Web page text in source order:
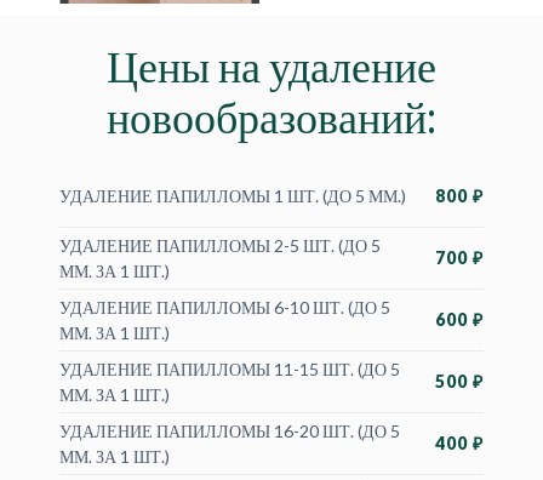
Цены на удаление
новообразований:
УДАЛЕНИЕ ПАПИЛЛОМЫ 1 ШТ. (ДО 5 ММ.) 800 ₽
УДАЛЕНИЕ ПАПИЛЛОМЫ 2-5 ШТ. (ДО 5
ММ. ЗА 1 ШТ.)
700 ₽
УДАЛЕНИЕ ПАПИЛЛОМЫ 6-10 ШТ. (ДО 5
ММ. ЗА 1 ШТ.)
600 ₽
УДАЛЕНИЕ ПАПИЛЛОМЫ 11-15 ШТ. (ДО 5
ММ. ЗА 1 ШТ.)
500 ₽
УДАЛЕНИЕ ПАПИЛЛОМЫ 16-20 ШТ. (ДО 5
ММ. ЗА 1 ШТ.)
400 ₽